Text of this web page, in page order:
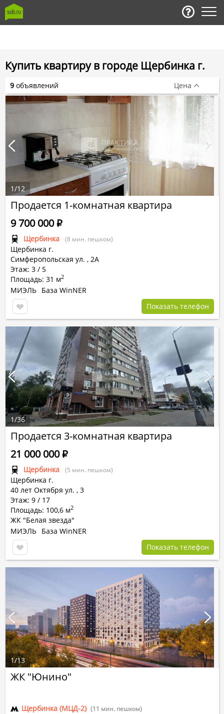
Купить квартиру в городе Щербинка г.
Продается 1-комнатная квартира
Щербинка (8 мин. пешком)
Щербинка г.
Симферопольская ул. , 2А
Этаж: 3 / 5
Площадь: 31 м2
9 700 000Р
МИЭЛЬ База WinNER
Показать телефон
1/12
Продается 3-комнатная квартира
Щербинка (5 мин. пешком)
Щербинка г.
40 лет Октября ул. , 3
Этаж: 9 / 17
Площадь: 100,6 м2
ЖК "Белая звезда"
21 000 000Р
МИЭЛЬ База WinNER
Показать телефон
1/36
ЖК "Юнино"
Щербинка (МЦД-2) (11 мин. пешком)
1/13
9 объявлений Цена